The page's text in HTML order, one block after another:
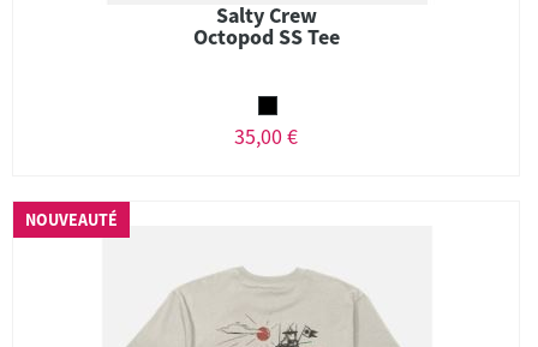
Salty Crew
Octopod SS Tee
35,00 €
NOUVEAUTÉ